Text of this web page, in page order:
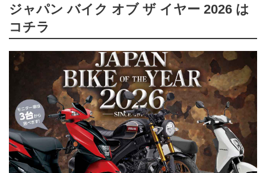
ジャパン バイク オブ ザ イヤー 2026 は
コチラ